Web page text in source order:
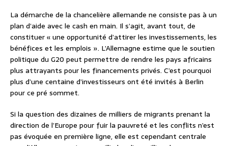
La démarche de la chancelière allemande ne consiste pas à un
plan d’aide avec le cash en main. Il s’agit, avant tout, de
constituer « une opportunité d’attirer les investissements, les
bénéfices et les emplois ». L’Allemagne estime que le soutien
politique du G20 peut permettre de rendre les pays africains
plus attrayants pour les financements privés. C’est pourquoi
plus d’une centaine d’investisseurs ont été invités à Berlin
pour ce pré sommet.
Si la question des dizaines de milliers de migrants prenant la
direction de l’Europe pour fuir la pauvreté et les conflits n’est
pas évoquée en première ligne, elle est cependant centrale